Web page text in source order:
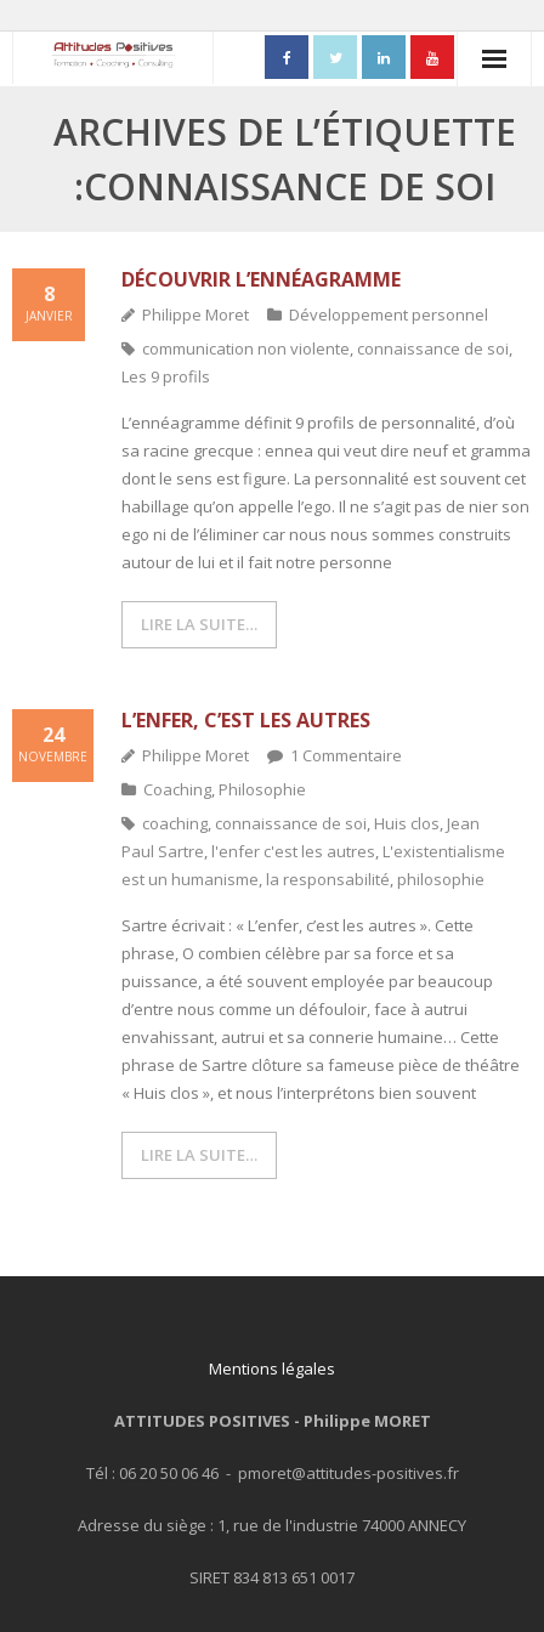
- Process Communication
- Adapter sa posture managériale
- Process Vente
- Ennéagramme
- Triangle de Karpman
- Quality Teams
COACHING et CONSULTING
- Consulting
ARCHIVES DE L’ÉTIQUETTE
:CONNAISSANCE DE SOI
DÉCOUVRIR L’ENNÉAGRAMME
8
JANVIER Philippe Moret
Développement personnel
communication non violente, connaissance de soi,
Les 9 profils
L’ennéagramme définit 9 profils de personnalité, d’où
sa racine grecque : ennea qui veut dire neuf et gramma
dont le sens est figure. La personnalité est souvent cet
habillage qu’on appelle l’ego. Il ne s’agit pas de nier son
ego ni de l’éliminer car nous nous sommes construits
autour de lui et il fait notre personne
LIRE LA SUITE…
L’ENFER, C’EST LES AUTRES
24
NOVEMBRE Philippe Moret 1 Commentaire
Coaching, Philosophie
coaching, connaissance de soi, Huis clos, Jean
Paul Sartre, l'enfer c'est les autres, L'existentialisme
est un humanisme, la responsabilité, philosophie
Sartre écrivait : « L’enfer, c’est les autres ». Cette
phrase, O combien célèbre par sa force et sa
puissance, a été souvent employée par beaucoup
d’entre nous comme un défouloir, face à autrui
envahissant, autrui et sa connerie humaine… Cette
phrase de Sartre clôture sa fameuse pièce de théâtre
« Huis clos », et nous l’interprétons bien souvent
LIRE LA SUITE…
Mentions légales
ATTITUDES POSITIVES - Philippe MORET
Tél : 06 20 50 06 46 - pmoret@attitudes-positives.fr
Adresse du siège : 1, rue de l'industrie 74000 ANNECY
SIRET 834 813 651 0017